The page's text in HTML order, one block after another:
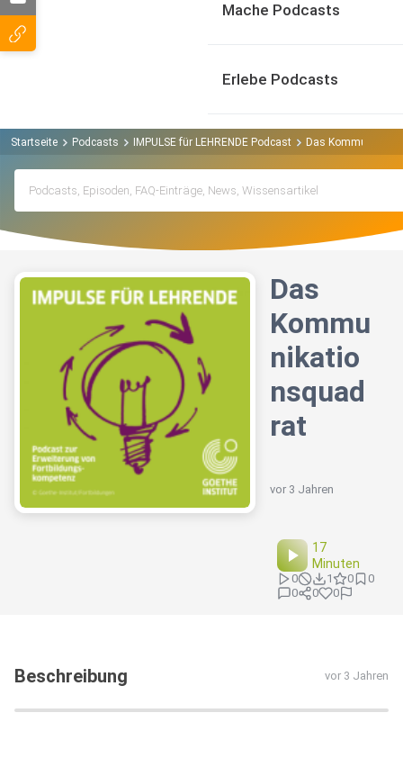
Mache Podcasts
Erlebe Podcasts
Startseite Podcasts IMPULSE für LEHRENDE Podcast Das
Das
Kommu
nikatio
nsquad
rat
vor 3 Jahren
17
Minuten
0 1 0
0
0
0 0
Beschreibung vor 3 Jahren